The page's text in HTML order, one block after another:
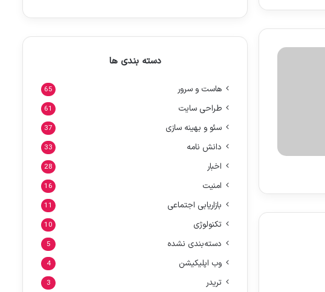
دسته بندی ها
هاست و سرور 65
طراحی سایت 61
سئو و بهینه سازی 37
دانش نامه 33
اخبار 28
امنیت 16
بازاریابی اجتماعی 11
تکنولوژی 10
دسته‌بندی نشده 5
وب اپلیکیشن 4
تریدر 3